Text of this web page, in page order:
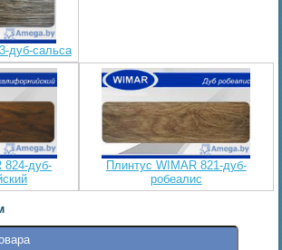
дуб-сальса
824-дуб-
Плинтус WIMAR 821-дуб-
робеалис